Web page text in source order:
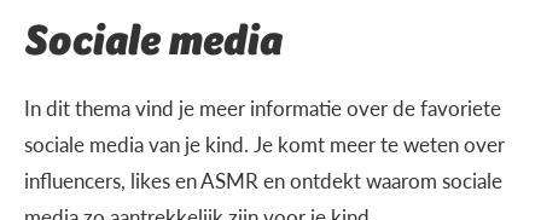
Sociale media
In dit thema vind je meer informatie over de favoriete
sociale media van je kind. Je komt meer te weten over
influencers, likes en ASMR en ontdekt waarom sociale